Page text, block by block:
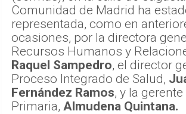
Comunidad de Madrid ha
representada, como en
ocasiones, por la directora
Recursos Humanos y
Raquel Sampedro, el director
Proceso Integrado de Salud,
Fernández Ramos, y la
Primaria, Almudena Quintana.